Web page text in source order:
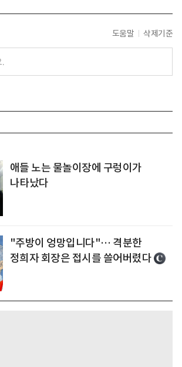
도움말 삭제기준
애들 노는 물놀이장에 구렁이가
나타났다
"주방이 엉망입니다"… 격분한
정희자 회장은 접시를 쓸어버렸다